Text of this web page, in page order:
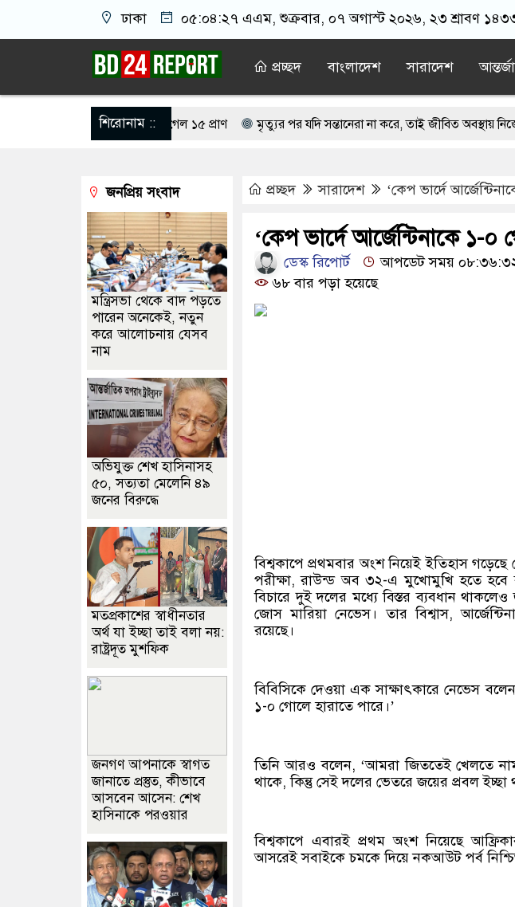
ঢাকা ০৫:০৪:২৮ এএম, শুক্রবার, ০৭ অগাস্ট ২০২৬, ২৩ শ্রাবণ ১৪৩৩
প্রচ্ছদ বাংলাদেশ সারাদেশ
শিরোনাম ::
দুই দুর্ঘটনা, ঝরে গেল ১৫ প্রাণ মৃত্যুর পর যদি সন্তানেরা না করে, তাই জীবিত অবস্থায় নিজের
উপহার, আবেগে ভাসল বিদায়ের মুহূর্ত ইরান যুদ্ধ ‘খুব শিগগির’ শেষ হতে পারে: ট্রাম্প কর্মীর
সামরিক শ্রেষ্ঠত্ব ইরানের সৌদি-সমর্থিত ইয়েমেন সরকারের সেনার ওপর হুতির ক্ষেপণাস্ত্র হামলা,
সড়কে ঝরল ৬ প্রাণ
প্রচ্ছদ সারাদেশ ‘কেপ ভার্দে
‘কেপ ভার্দে আর্জেন্টিনাকে ১-০
ডেস্ক রিপোর্ট
আপডেট সময় ০৮:৩৬:৩২
৬৮ বার পড়া হয়েছে
বিশ্বকাপে প্রথমবার অংশ নিয়েই ইতিহাস
পরীক্ষা, রাউন্ড অব ৩২-এ মুখোমুখি হতে হবে
বিচারে দুই দলের মধ্যে বিস্তর ব্যবধান থাকলেও
জোস মারিয়া নেভেস। তার বিশ্বাস,
রয়েছে।
বিবিসিকে দেওয়া এক সাক্ষাৎকারে নেভেস
১-০ গোলে হারাতে পারে।’
তিনি আরও বলেন, ‘আমরা জিততেই খেলতে
থাকে, কিন্তু সেই দলের ভেতরে জয়ের প্রবল
বিশ্বকাপে এবারই প্রথম অংশ নিয়েছে
আসরেই সবাইকে চমকে দিয়ে নকআউট পর্ব
জনপ্রিয় সংবাদ
মন্ত্রিসভা থেকে বাদ পড়তে
পারেন অনেকেই, নতুন
করে আলোচনায় যেসব
নাম
অভিযুক্ত শেখ হাসিনাসহ
৫০, সত্যতা মেলেনি ৪৯
জনের বিরুদ্ধে
মতপ্রকাশের স্বাধীনতার
অর্থ যা ইচ্ছা তাই বলা নয়:
রাষ্ট্রদূত মুশফিক
জনগণ আপনাকে স্বাগত
জানাতে প্রস্তুত, কীভাবে
আসবেন আসেন: শেখ
হাসিনাকে পরওয়ার